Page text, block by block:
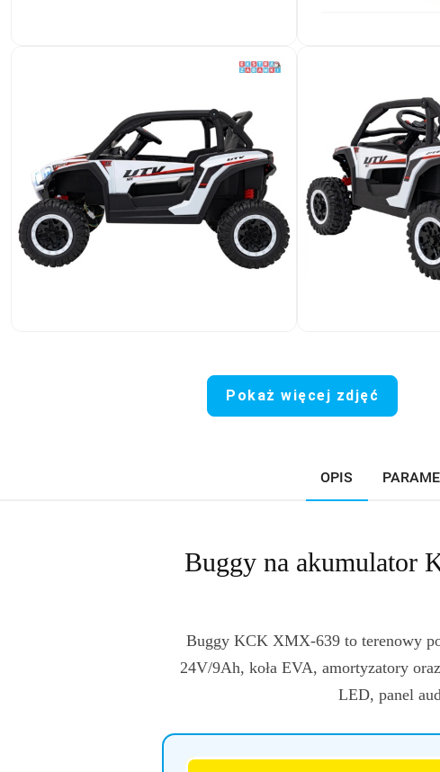
Pokaż więcej zdjęć
OPIS
Buggy na akumulator
Buggy KCK XMX-639 to terenowy
24V/9Ah, koła EVA, amortyzatory
LED, panel